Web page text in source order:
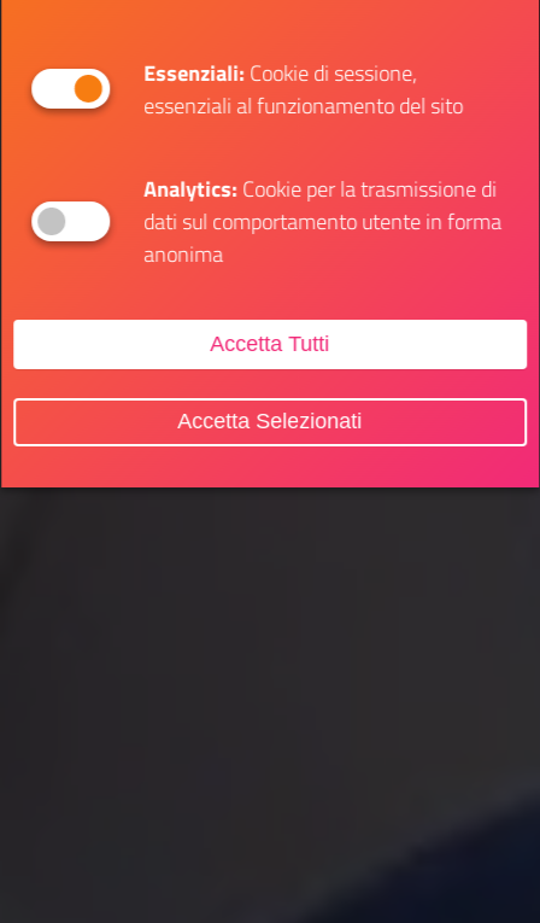
Essenziali:Cookie di sessione,
essenziali al funzionamento del sito
Analytics:Cookie per la trasmissione di
dati sul comportamento utente in forma
anonima
Accetta Tutti
Accetta Selezionati